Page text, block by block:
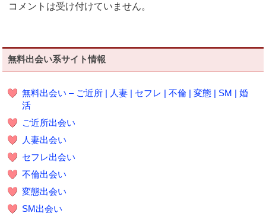
コメントは受け付けていません。
無料出会い系サイト情報
無料出会い – ご近所 | 人妻 | セフレ | 不倫 | 変態 | SM | 婚
活
ご近所出会い
人妻出会い
セフレ出会い
不倫出会い
変態出会い
SM出会い